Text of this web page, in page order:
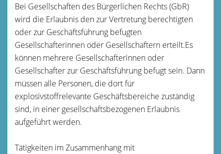
Bei Gesellschaften des Bürgerlichen Rechts (GbR)
wird die Erlaubnis den zur Vertretung berechtigten
oder zur Geschäftsführung befugten
Gesellschafterinnen oder Gesellschaftern erteilt.Es
können mehrere Gesellschafterinnen oder
Gesellschafter zur Geschäftsführung befugt sein. Dann
müssen alle Personen, die dort für
explosivstoffrelevante Geschäftsbereiche zuständig
sind, in einer gesellschaftsbezogenen Erlaubnis
aufgeführt werden.
Tätigkeiten im Zusammenhang mit